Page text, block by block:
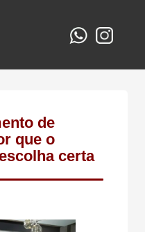
de
que o
certa